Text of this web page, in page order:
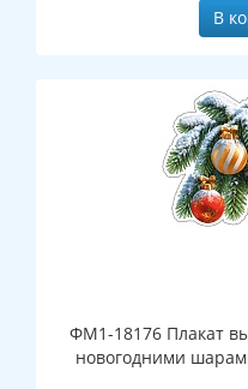
В
ФМ1-18176 Плакат
новогодними